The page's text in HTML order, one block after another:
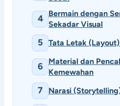
4
Bermain dengan
Sekadar Visual
5 Tata Letak
6
Material dan
Kemewahan
7 Narasi